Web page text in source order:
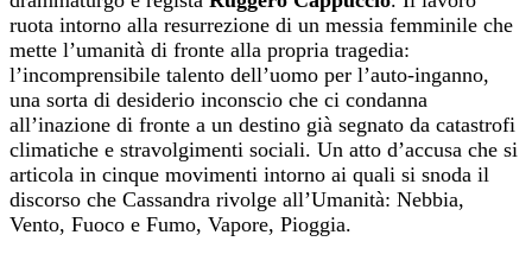
ruota intorno alla resurrezione di un messia femminile che
mette l’umanità di fronte alla propria tragedia:
l’incomprensibile talento dell’uomo per l’auto-inganno,
una sorta di desiderio inconscio che ci condanna
all’inazione di fronte a un destino già segnato da catastrofi
climatiche e stravolgimenti sociali. Un atto d’accusa che si
articola in cinque movimenti intorno ai quali si snoda il
discorso che Cassandra rivolge all’Umanità: Nebbia,
Vento, Fuoco e Fumo, Vapore, Pioggia.